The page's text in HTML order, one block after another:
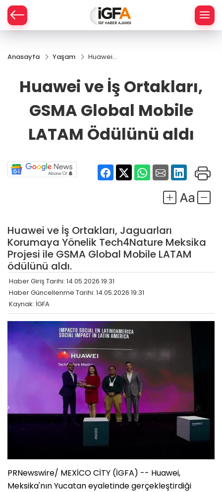
Anasayfa Yaşam
Huawei
Ortakları,
GSMA
Mobile
LATAM
Ödülünü
aldı
Huawei ve İş Ortakları,
GSMA Global Mobile
LATAM Ödülünü aldı
Huawei ve İş Ortakları, Jaguarları
Korumaya Yönelik Tech4Nature Meksika
Projesi ile GSMA Global Mobile LATAM
ödülünü aldı.
Haber Giriş Tarihi: 14.05.2026 19:31
Haber Güncellenme Tarihi: 14.05.2026 19:31
Kaynak: İGFA
PRNewswire/ MEXİCO CİTY (İGFA) -- Huawei,
Meksika'nın Yucatan eyaletinde gerçekleştirdiği